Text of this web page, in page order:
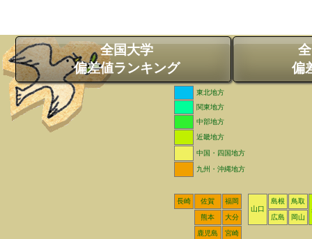
全国大学
偏差値ランキング
偏
東北地方
関東地方
中部地方
近畿地方
中国・四国地方
九州・沖縄地方
長崎 佐賀
福岡
山口
島根
鳥取
熊本
大分 広島 岡山
鹿児島 宮崎